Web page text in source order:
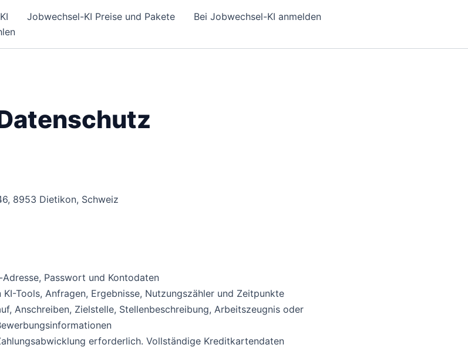
Jobwechsel-KI Preise und Pakete
Bei Jobwechsel-KI anmelden
8953 Dietikon, Schweiz
Passwort und Kontodaten
Tools, Anfragen, Ergebnisse, Nutzungszähler und Zeitpunkte
Anschreiben, Zielstelle, Stellenbeschreibung, Arbeitszeugnis oder
erforderlich. Vollständige Kreditkartendaten